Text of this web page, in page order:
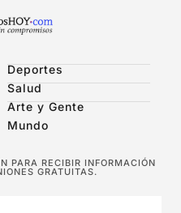
Deportes
Salud
Arte y Gente
Mundo
PARA RECIBIR INFORMACIÓN
GRATUITAS.